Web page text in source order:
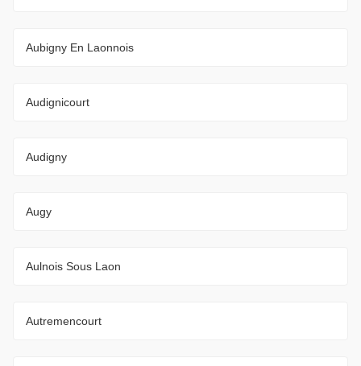
Aubigny En Laonnois
Audignicourt
Audigny
Augy
Aulnois Sous Laon
Autremencourt